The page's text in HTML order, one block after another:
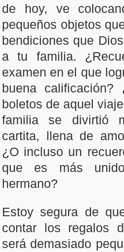
de hoy, ve
pequeños objetos
bendiciones que
a tu familia.
examen en el que
buena
boletos de aquel
familia se divirtió
cartita, llena de
¿O incluso un
que es más
hermano?
Estoy segura de
contar los regalos
será demasiado